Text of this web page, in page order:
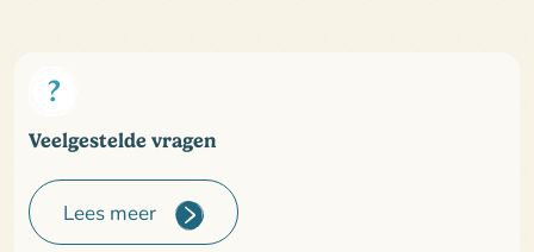
Veelgestelde vragen
Lees meer